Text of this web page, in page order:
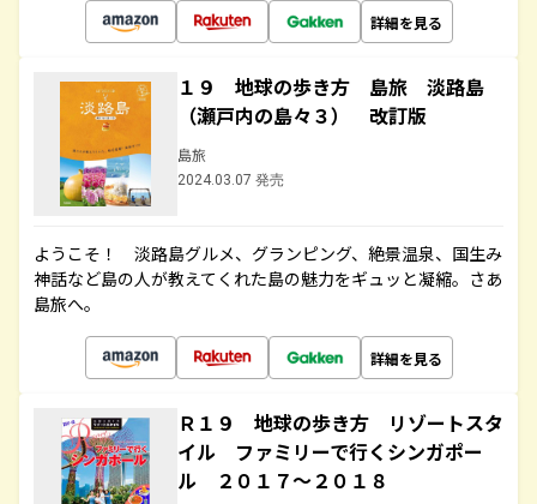
詳細を見る
１９ 地球の歩き方 島旅 淡路島
（瀬戸内の島々３） 改訂版
島旅
2024.03.07 発売
ようこそ！ 淡路島グルメ、グランピング、絶景温泉、国生み
神話など島の人が教えてくれた島の魅力をギュッと凝縮。さあ
島旅へ。
詳細を見る
Ｒ１９ 地球の歩き方 リゾートスタ
イル ファミリーで行くシンガポー
ル ２０１７～２０１８